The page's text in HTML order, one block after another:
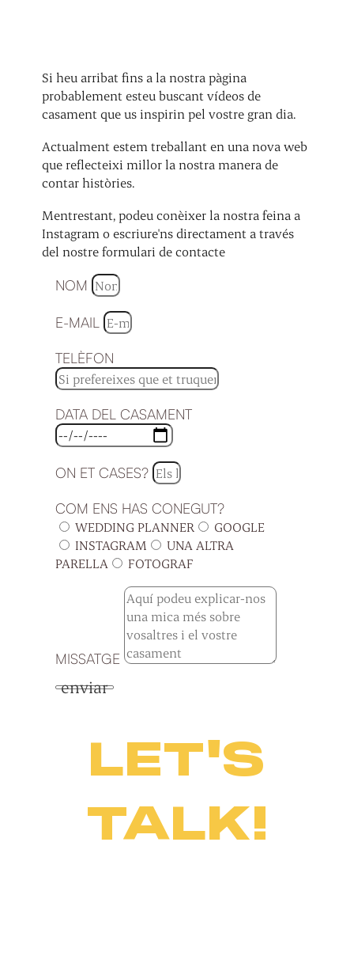
Si heu arribat fins a la nostra pàgina
probablement esteu buscant vídeos de
casament que us inspirin pel vostre gran dia.
Actualment estem treballant en una nova web
que reflecteixi millor la nostra manera de
contar històries.
Mentrestant, podeu conèixer la nostra feina a
Instagram o escriure'ns directament a través
del nostre formulari de contacte
NOM
E-MAIL
TELÈFON
DATA DEL CASAMENT
ON ET CASES?
COM ENS HAS CONEGUT?
WEDDING PLANNER
GOOGLE
INSTAGRAM
UNA ALTRA
PARELLA
FOTOGRAF
MISSATGE
enviar
LET'S
TALK!